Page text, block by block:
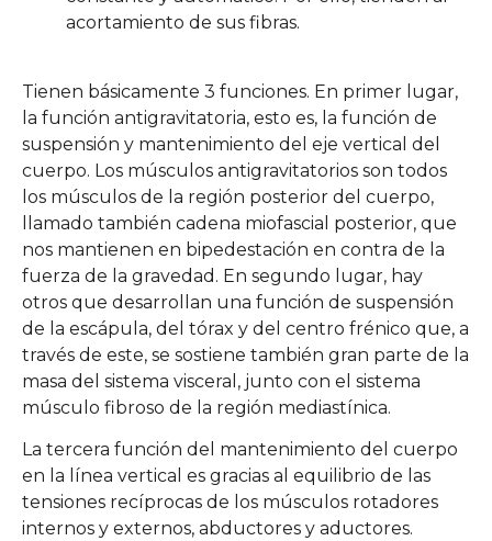
acortamiento de sus fibras.
Tienen básicamente 3 funciones. En primer lugar,
la función antigravitatoria, esto es, la función de
suspensión y mantenimiento del eje vertical del
cuerpo. Los músculos antigravitatorios son todos
los músculos de la región posterior del cuerpo,
llamado también cadena miofascial posterior, que
nos mantienen en bipedestación en contra de la
fuerza de la gravedad. En segundo lugar, hay
otros que desarrollan una función de suspensión
de la escápula, del tórax y del centro frénico que, a
través de este, se sostiene también gran parte de la
masa del sistema visceral, junto con el sistema
músculo fibroso de la región mediastínica.
La tercera función del mantenimiento del cuerpo
en la línea vertical es gracias al equilibrio de las
tensiones recíprocas de los músculos rotadores
internos y externos, abductores y aductores.